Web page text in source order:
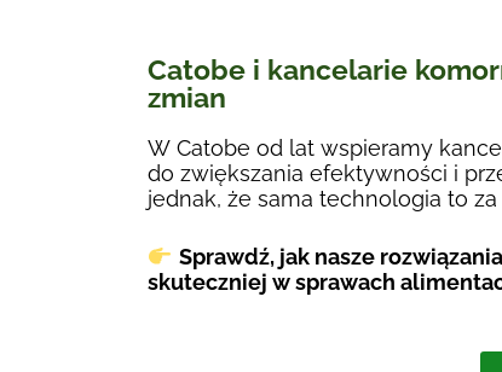
Catobe i kancelarie
zmian
W Catobe od lat wspieramy
do zwiększania efektywności i
jednak, że sama technologia to
Sprawdź, jak nasze
skuteczniej w sprawach